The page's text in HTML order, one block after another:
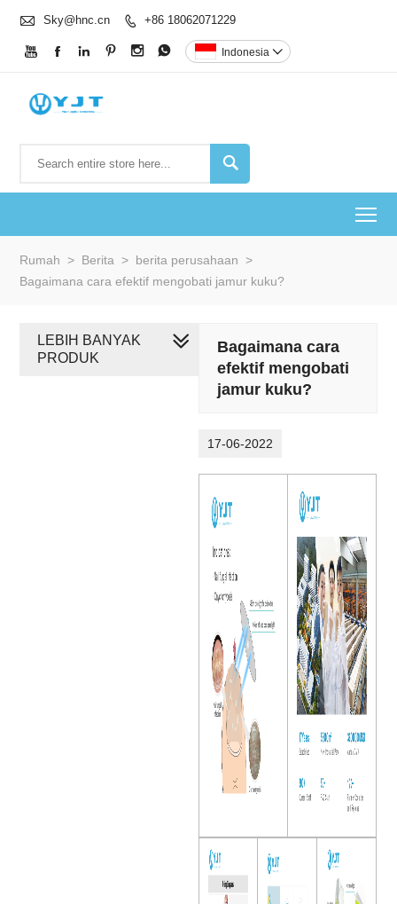
 Sky@hnc.cn  +86 18062071229
      Indonesia 

Rumah > Berita > berita perusahaan >
Bagaimana cara efektif mengobati jamur kuku?
Bagaimana cara
efektif mengobati
jamur kuku?
17-06-2022
LEBIH BANYAK
PRODUK